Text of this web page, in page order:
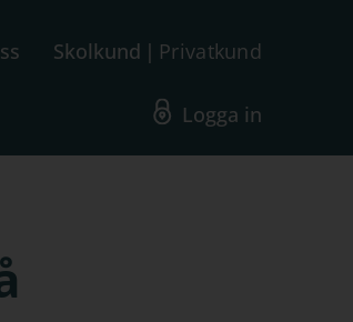
Skolkund Privatkund
Logga in